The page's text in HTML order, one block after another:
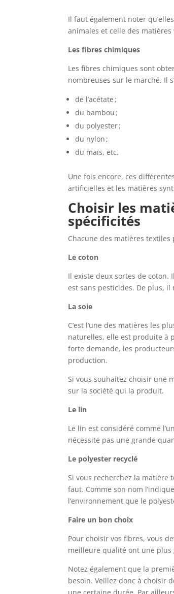
Il faut également noter
animales et celle des matières
Les fibres chimiques
Les fibres chimiques sont
nombreuses sur le marché. Il
de l’acétate ;
du bambou ;
du polyester ;
du nylon ;
du maïs, etc.
Une fois encore, ces
artificielles et les matières
Choisir les
spécificités
Chacune des matières
Le coton
Il existe deux sortes de coton.
est sans pesticides. De plus, il
La soie
C’est l’une des matières les
naturelles, elle est produite à
forte demande, les
production.
Si vous souhaitez choisir une
sur la société qui la produit.
Le lin
Le lin est considéré comme
nécessite pas une grande
Le polyester recyclé
Si vous recherchez la matière
faut. Comme son nom
l’environnement que le
Faire un bon choix
Pour choisir vos fibres, vous
meilleure qualité ont une plus
Notez également que la
besoin. Veillez donc à choisir